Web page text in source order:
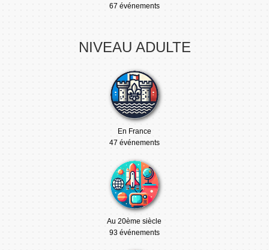
67 événements
NIVEAU ADULTE
En France
47 événements
Au 20ème siècle
93 événements